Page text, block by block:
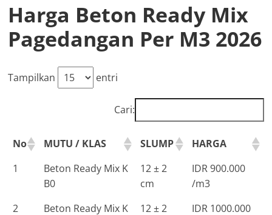
Harga Beton Ready Mix
Pagedangan Per M3 2026
Tampilkan entri
Cari:
No MUTU / KLAS SLUMP
HARGA
1
Beton Ready Mix K
B0
12 ± 2
cm
IDR 900.000
/m3
2
Beton Ready Mix K
12 ± 2
IDR 1000.000